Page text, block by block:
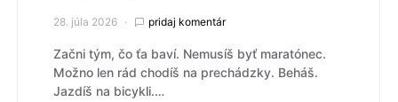
28. júla 2026 pridaj komentár
Začni tým, čo ťa baví. Nemusíš byť maratónec.
Možno len rád chodíš na prechádzky. Beháš.
Jazdíš na bicykli.…